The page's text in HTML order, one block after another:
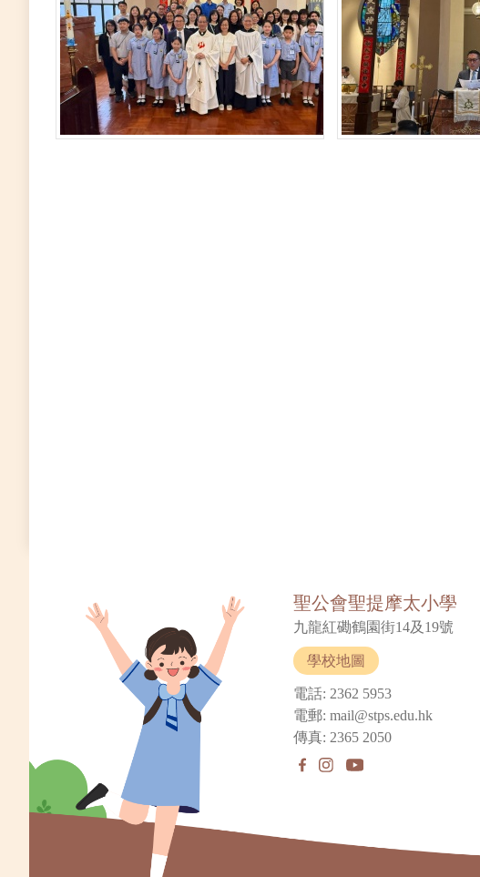
聖公會聖提摩太小學
九龍紅磡鶴園街14及19號
學校地圖
電話: 2362 5953
電郵: mail@stps.edu.hk
傳真: 2365 2050